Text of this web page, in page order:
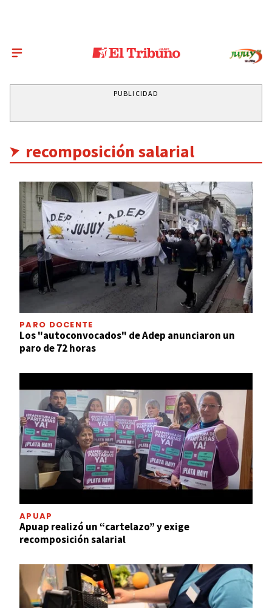
PUBLICIDAD
recomposición salarial
PARO DOCENTE
Los "autoconvocados" de Adep anunciaron un
paro de 72 horas
APUAP
Apuap realizó un “cartelazo” y exige
recomposición salarial